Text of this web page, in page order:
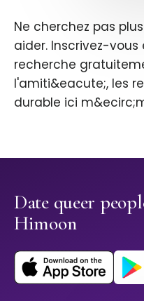
Ne cherchez pas
aider. Inscrivez-
recherche
l'amiti&eacute;, les
durable ici
Date queer
Himoon